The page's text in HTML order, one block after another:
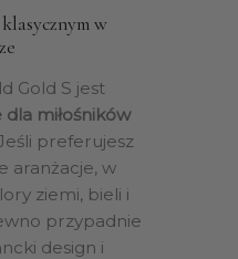
w
Gold S jest
miłośników
preferujesz
aranżacje, w
ziemi, bieli i
przypadnie
design i